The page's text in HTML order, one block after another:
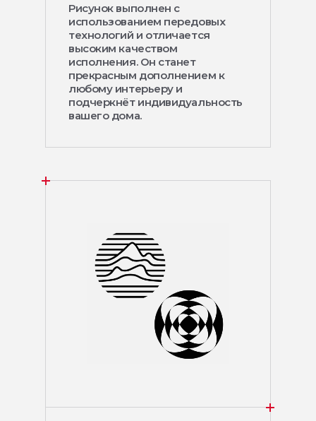
Рисунок выполнен с
использованием передовых
технологий и отличается
высоким качеством
исполнения. Он станет
прекрасным дополнением к
любому интерьеру и
подчеркнёт индивидуальность
вашего дома.